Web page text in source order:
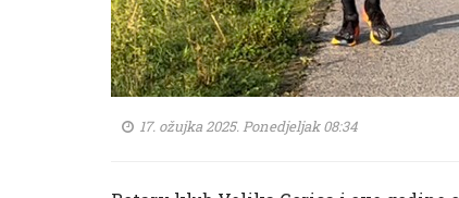
17. ožujka 2025. Ponedjeljak 08:34